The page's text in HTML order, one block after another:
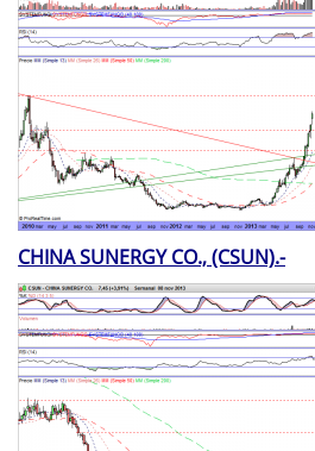
CHINA SUNERGY CO., (CSUN).-